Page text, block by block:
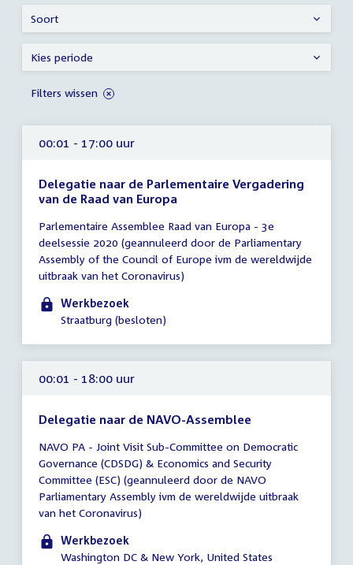
00:01 - 17:00 uur
Delegatie naar de Parlementaire Vergadering
van de Raad van Europa
vergadering
00:01
-
17:00
uur
Parlementaire Assemblee Raad van Europa - 3e
deelsessie 2020 (geannuleerd door de Parliamentary
Assembly of the Council of Europe ivm de wereldwijde
uitbraak van het Coronavirus)
Werkbezoek
Straatburg (besloten)
00:01 - 18:00 uur
Delegatie naar de NAVO-Assemblee
vergadering
00:01
-
18:00
uur
NAVO PA - Joint Visit Sub-Committee on Democratic
Governance (CDSDG) & Economics and Security
Committee (ESC) (geannuleerd door de NAVO
Parliamentary Assembly ivm de wereldwijde uitbraak
van het Coronavirus)
Werkbezoek
Washington DC & New York, United States
Soort
Kies periode
Filters wissen